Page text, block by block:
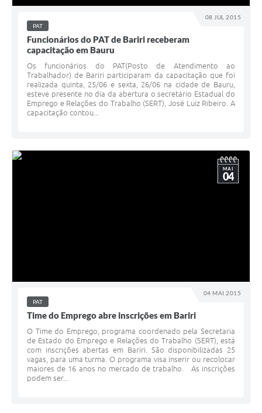
08 JUL 2015
PAT
Funcionários do PAT de Bariri receberam
capacitação em Bauru
Os funcionários do PAT(Posto de Atendimento ao
Trabalhador) de Bariri participaram da capacitação que foi
realizada quinta, 25/06 e sexta, 26/06 na cidade de Bauru,
esteve presente no dia da abertura o secretário Estadual do
Emprego e Relações do Trabalho (SERT), José Luiz Ribeiro. A
capacitação contou...
04 MAI 2015
MAI
04
PAT
Time do Emprego abre inscrições em Bariri
O Time do Emprego, programa coordenado pela Secretaria
de Estado do Emprego e Relações do Trabalho (SERT), está
com inscrições abertas em Bariri. São disponibilizadas 25
vagas, para uma turma. O programa visa inserir ou recolocar
maiores de 16 anos no mercado de trabalho. As inscrições
podem ser...